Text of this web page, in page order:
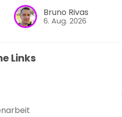
Bruno Rivas
6. Aug. 2026
Links